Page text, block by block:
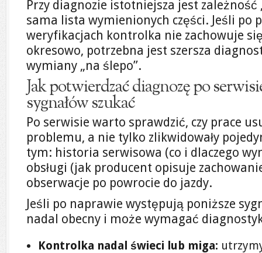
Przy diagnozie istotniejsza jest zależność
sama lista wymienionych części. Jeśli po
weryfikacjach kontrolka nie zachowuje
okresowo, potrzebna jest szersza
wymiany „na ślepo”.
Jak potwierdzać diagnozę po
sygnałów szukać
Po serwisie warto sprawdzić, czy prace
problemu, a nie tylko zlikwidowały
tym: historia serwisowa (co i dlaczego
obsługi (jak producent opisuje
obserwacje po powrocie do jazdy.
Jeśli po naprawie występują poniższe
nadal obecny i może wymagać
Kontrolka nadal świeci lub miga: